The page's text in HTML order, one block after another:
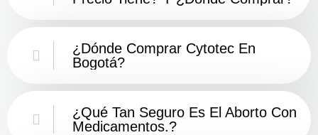
¿Dónde Comprar Cytotec En
Bogotá?
¿Qué Tan Seguro Es El Aborto Con
Medicamentos.?